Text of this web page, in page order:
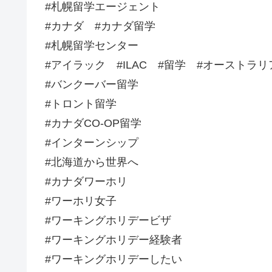
#札幌留学エージェント
#カナダ #カナダ留学
#札幌留学センター
#アイラック #ILAC #留学 #オーストラリ
#バンクーバー留学
#トロント留学
#カナダCO-OP留学
#インターンシップ
#北海道から世界へ
#カナダワーホリ
#ワーホリ女子
#ワーキングホリデービザ
#ワーキングホリデー経験者
#ワーキングホリデーしたい